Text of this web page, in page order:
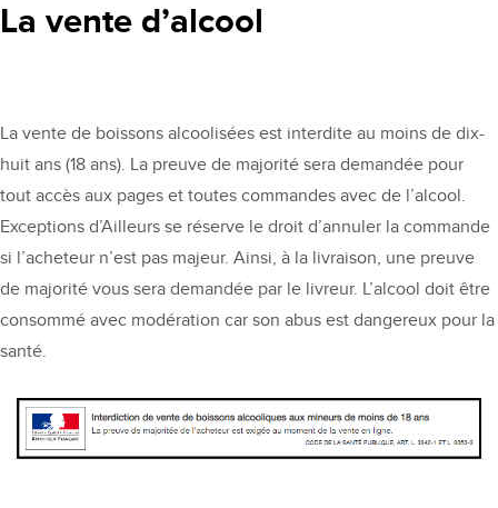
La vente d’alcool
La vente de boissons alcoolisées est interdite au moins de dix-
huit ans (18 ans). La preuve de majorité sera demandée pour
tout accès aux pages et toutes commandes avec de l’alcool.
Exceptions d’Ailleurs se réserve le droit d’annuler la commande
si l’acheteur n’est pas majeur. Ainsi, à la livraison, une preuve
de majorité vous sera demandée par le livreur. L’alcool doit être
consommé avec modération car son abus est dangereux pour la
santé.